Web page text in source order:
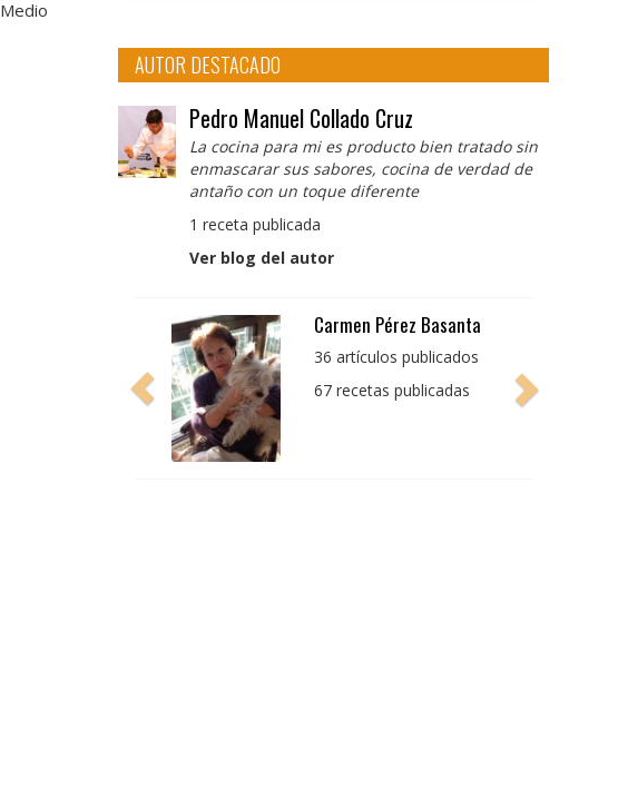
Medio
AUTOR DESTACADO
Pedro Manuel Collado Cruz
La cocina para mi es producto bien tratado sin
enmascarar sus sabores, cocina de verdad de
antaño con un toque diferente
1 receta publicada
Ver blog del autor
Pedro Manuel Collado
Cruz
producto bien tratado